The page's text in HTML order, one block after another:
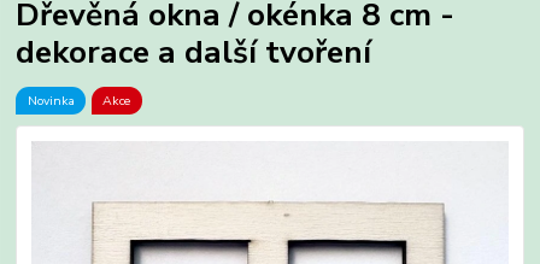
Dřevěná okna / okénka 8 cm -
dekorace a další tvoření
Novinka Akce